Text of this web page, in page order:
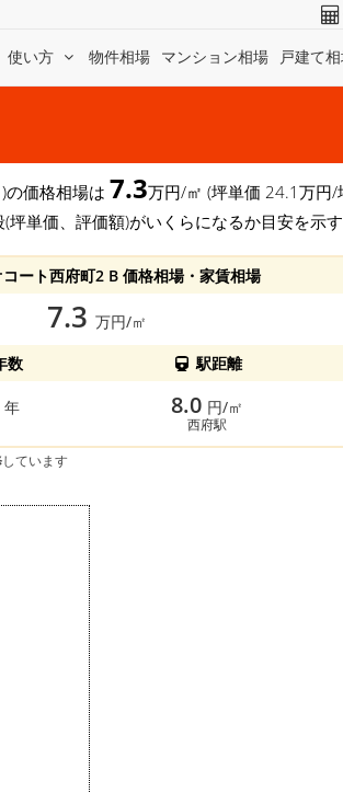
使い方 物件相場 マンション相場 戸建て
価格相場は 7.3万円/㎡ (坪単価 24.1万円
単価、評価額)がいくらになるか目安を示す
コート西府町2 B 価格相場・家賃相場
7.3万円/㎡
数 駅距離
年 8.0 円/㎡
西府駅
しています